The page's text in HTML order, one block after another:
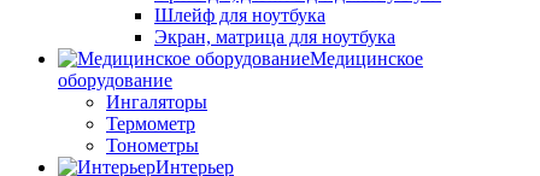
Шлейф для ноутбука
Экран, матрица для ноутбука
Медицинское
оборудование
Ингаляторы
Термометр
Тонометры
Интерьер